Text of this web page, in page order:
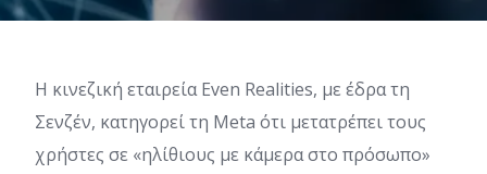
Η κινεζική εταιρεία Even Realities, με έδρα τη
Σενζέν, κατηγορεί τη Meta ότι μετατρέπει τους
χρήστες σε «ηλίθιους με κάμερα στο πρόσωπο»